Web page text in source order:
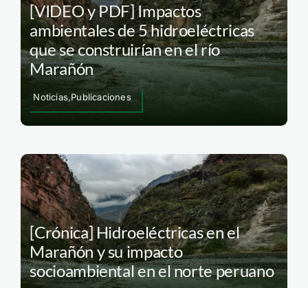
[VIDEO y PDF] Impactos
ambientales de 5 hidroeléctricas
que se construirían en el río
Marañón
Noticias,Publicaciones
[Crónica] Hidroeléctricas en el
Marañón y su impacto
socioambiental en el norte peruano